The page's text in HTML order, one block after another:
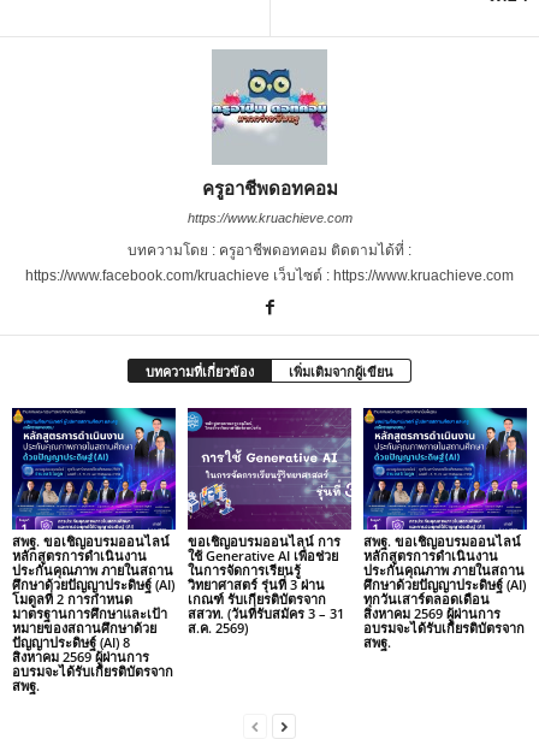
ครูอาชีพดอทคอม
https://www.kruachieve.com
บทความโดย : ครูอาชีพดอทคอม ติดตามได้ที่ :
https://www.facebook.com/kruachieve เว็บไซต์ : https://www.kruachieve.com
บทความที่เกี่ยวข้อง เพิ่มเติมจากผู้เขียน
สพฐ. ขอเชิญอบรมออนไลน์
หลักสูตรการดำเนินงาน
ประกันคุณภาพ ภายในสถาน
ศึกษาด้วยปัญญาประดิษฐ์ (AI)
โมดูลที่ 2 การกำหนด
มาตรฐานการศึกษาและเป้า
หมายของสถานศึกษาด้วย
ปัญญาประดิษฐ์ (AI) 8
สิงหาคม 2569 ผู้ผ่านการ
อบรมจะได้รับเกียรติบัตรจาก
สพฐ.
ขอเชิญอบรมออนไลน์ การ
ใช้ Generative AI เพื่อช่วย
ในการจัดการเรียนรู้
วิทยาศาสตร์ รุ่นที่ 3 ผ่าน
เกณฑ์ รับเกียรติบัตรจาก
สสวท. (วันที่รับสมัคร 3 – 31
ส.ค. 2569)
สพฐ. ขอเชิญอบรมออนไลน์
หลักสูตรการดำเนินงาน
ประกันคุณภาพ ภายในสถาน
ศึกษาด้วยปัญญาประดิษฐ์ (AI)
ทุกวันเสาร์ตลอดเดือน
สิงหาคม 2569 ผู้ผ่านการ
อบรมจะได้รับเกียรติบัตรจาก
สพฐ.